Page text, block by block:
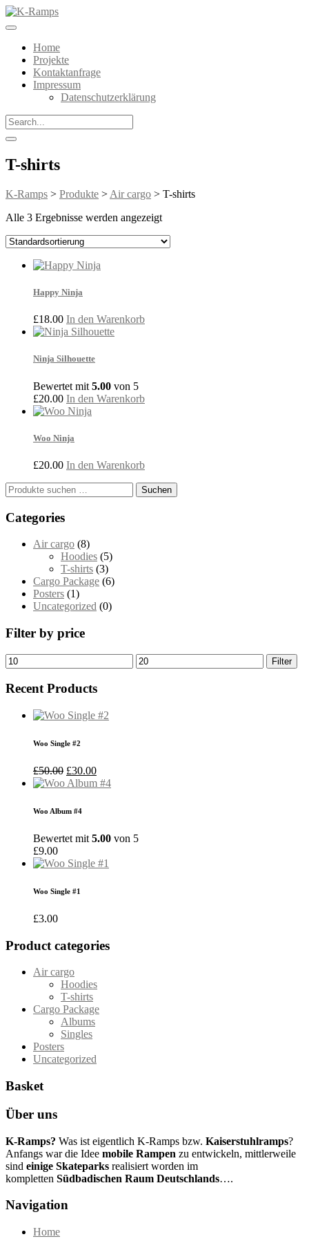
Home
Projekte
Kontaktanfrage
Impressum
Datenschutzerklärung
T-shirts
K-Ramps > Produkte > Air cargo > T-shirts
Alle 3 Ergebnisse werden angezeigt
Happy Ninja
£18.00 In den Warenkorb
Ninja Silhouette
Bewertet mit 5.00 von 5
£20.00 In den Warenkorb
Woo Ninja
£20.00 In den Warenkorb
Suchen
nach:
Suchen
Categories
Air cargo (8)
Hoodies (5)
T-shirts (3)
Cargo Package (6)
Posters (1)
Uncategorized (0)
Filter by price
Min.
Preis
Max.
Preis
Filter
Recent Products
Woo Single #2
£50.00 Ursprünglicher
Preis
£50.00
£30.00Aktueller
Preis
Woo Album #4
Bewertet mit 5.00 von 5
£9.00
Woo Single #1
£3.00
Product categories
Air cargo
Hoodies
T-shirts
Cargo Package
Albums
Singles
Posters
Uncategorized
Basket
Über uns
K-Ramps? Was ist eigentlich K-Ramps bzw. Kaiserstuhlramps?
Anfangs war die Idee mobile Rampen zu entwickeln, mittlerweile
sind einige Skateparks realisiert worden im
kompletten Südbadischen Raum Deutschlands….
Navigation
Home